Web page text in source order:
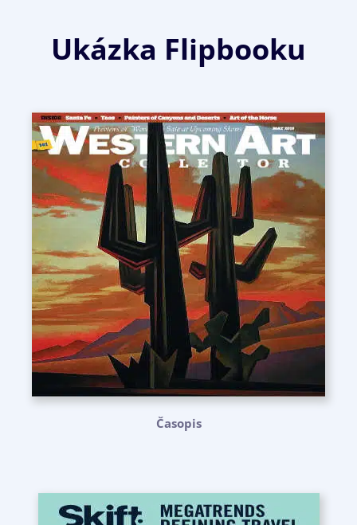
Ukázka Flipbooku
Časopis